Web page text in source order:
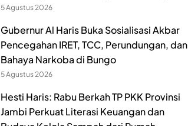
5 Agustus 2026
Gubernur Al Haris Buka Sosialisasi Akbar
Pencegahan IRET, TCC, Perundungan, dan
Bahaya Narkoba di Bungo
5 Agustus 2026
Hesti Haris: Rabu Berkah TP PKK Provinsi
Jambi Perkuat Literasi Keuangan dan